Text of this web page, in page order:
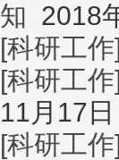
知 2018
[科研工作
[科研工作
11月17日
[科研工作